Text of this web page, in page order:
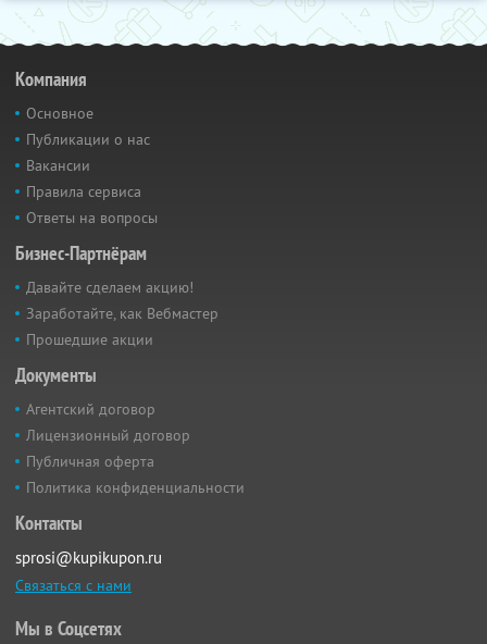
Компания
Основное
Публикации о нас
Вакансии
Правила сервиса
Ответы на вопросы
Бизнес-Партнёрам
Давайте сделаем акцию!
Заработайте, как Вебмастер
Прошедшие акции
Документы
Агентский договор
Лицензионный договор
Публичная оферта
Политика конфиденциальности
Контакты
sprosi@kupikupon.ru
Связаться с нами
Мы в Соцсетях